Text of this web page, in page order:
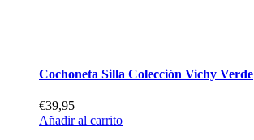
Cochoneta Silla Colección Vichy Verde
€39,95
Añadir al carrito